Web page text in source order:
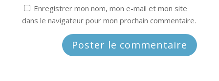
Enregistrer mon nom, mon e-mail et mon site
dans le navigateur pour mon prochain commentaire.